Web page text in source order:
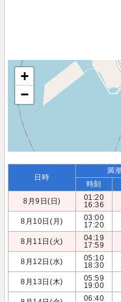
+
−
日時
満
時刻
8月9日(日)
01:20
16:36
8月10日(月)
03:00
17:20
8月11日(火)
04:19
17:59
8月12日(水)
05:10
18:30
8月13日(木)
05:59
19:00
06:40